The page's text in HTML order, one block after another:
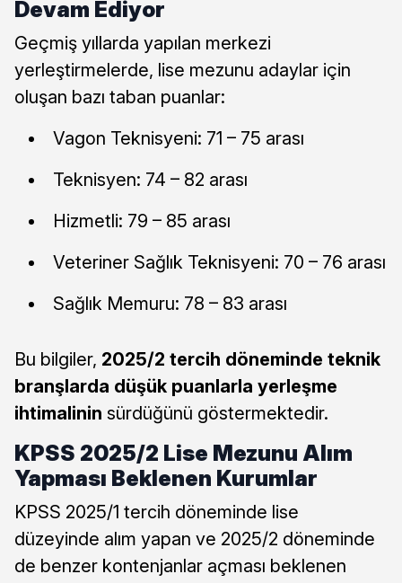
Devam Ediyor
Geçmiş yıllarda yapılan merkezi
yerleştirmelerde, lise mezunu adaylar için
oluşan bazı taban puanlar:
Vagon Teknisyeni: 71 – 75 arası
Teknisyen: 74 – 82 arası
Hizmetli: 79 – 85 arası
Veteriner Sağlık Teknisyeni: 70 – 76 arası
Sağlık Memuru: 78 – 83 arası
Bu bilgiler, 2025/2 tercih döneminde teknik
branşlarda düşük puanlarla yerleşme
ihtimalinin sürdüğünü göstermektedir.
KPSS 2025/2 Lise Mezunu Alım
Yapması Beklenen Kurumlar
KPSS 2025/1 tercih döneminde lise
düzeyinde alım yapan ve 2025/2 döneminde
de benzer kontenjanlar açması beklenen